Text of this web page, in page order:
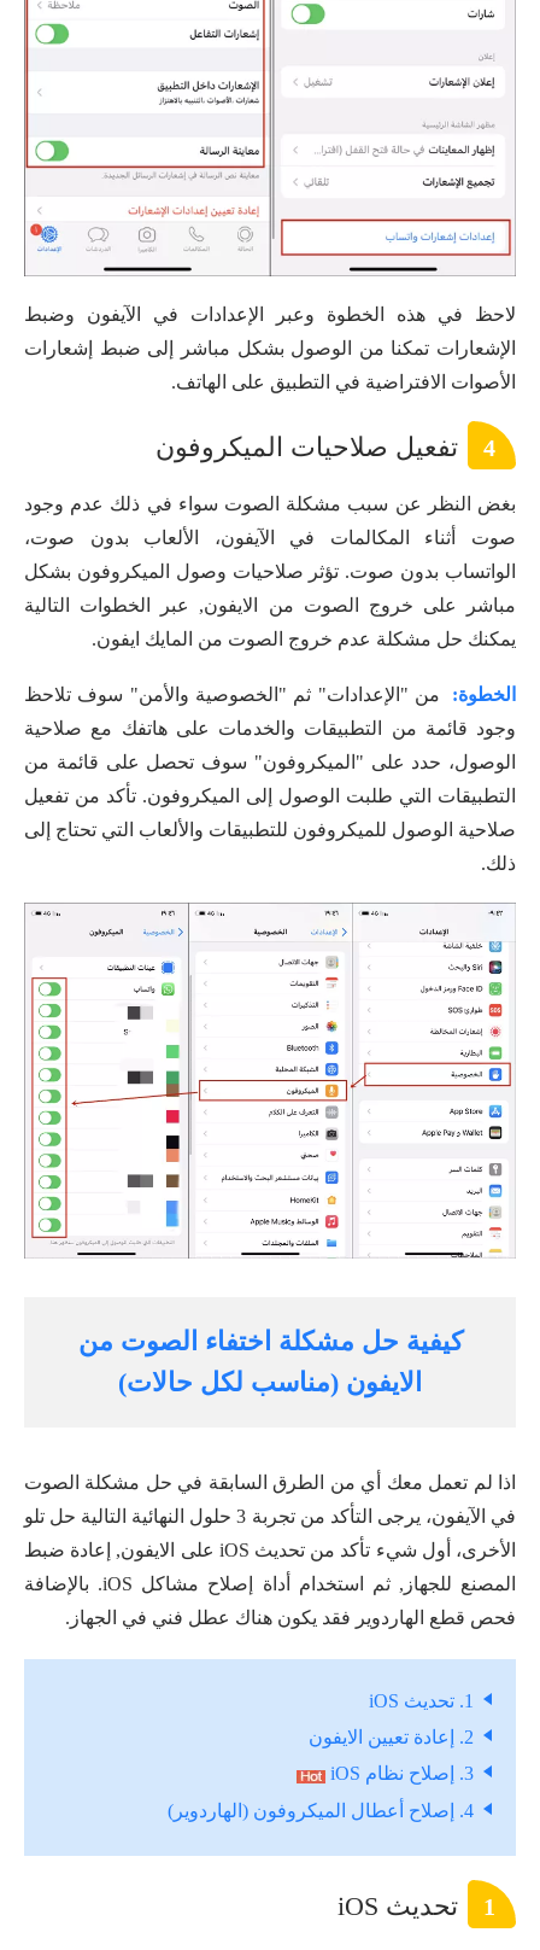
لاحظ في هذه الخطوة وعبر الإعدادات في الآيفون وضبط
الإشعارات تمكنا من الوصول بشكل مباشر إلى ضبط إشعارات
الأصوات الافتراضية في التطبيق على الهاتف.
4 تفعيل صلاحيات الميكروفون
بغض النظر عن سبب مشكلة الصوت سواء في ذلك عدم وجود
صوت أثناء المكالمات في الآيفون، الألعاب بدون صوت،
الواتساب بدون صوت. تؤثر صلاحيات وصول الميكروفون بشكل
مباشر على خروج الصوت من الايفون, عبر الخطوات التالية
يمكنك حل مشكلة عدم خروج الصوت من المايك ايفون.
الخطوة:
من "الإعدادات" ثم "الخصوصية والأمن" سوف تلاحظ
وجود قائمة من التطبيقات والخدمات على هاتفك مع صلاحية
الوصول، حدد على "الميكروفون" سوف تحصل على قائمة من
التطبيقات التي طلبت الوصول إلى الميكروفون. تأكد من تفعيل
صلاحية الوصول للميكروفون للتطبيقات والألعاب التي تحتاج إلى
ذلك.
كيفية حل مشكلة اختفاء الصوت من
الايفون (مناسب لكل حالات)
اذا لم تعمل معك أي من الطرق السابقة في حل مشكلة الصوت
في الآيفون، يرجى التأكد من تجربة 3 حلول النهائية التالية حل تلو
الأخرى، أول شيء تأكد من تحديث iOS على الايفون, إعادة ضبط
المصنع للجهاز, ثم استخدام أداة إصلاح مشاكل iOS. بالإضافة
فحص قطع الهاردوير فقد يكون هناك عطل فني في الجهاز.
1. تحديث iOS
2. إعادة تعيين الايفون
3. إصلاح نظام iOS
4. إصلاح أعطال الميكروفون (الهاردوير)
1 تحديث iOS